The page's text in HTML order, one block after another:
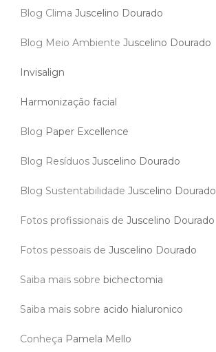
Blog Clima Juscelino Dourado
Blog Meio Ambiente Juscelino Dourado
Invisalign
Harmonização facial
Blog Paper Excellence
Blog Resíduos Juscelino Dourado
Blog Sustentabilidade Juscelino Dourado
Fotos profissionais de Juscelino Dourado
Fotos pessoais de Juscelino Dourado
Saiba mais sobre bichectomia
Saiba mais sobre acido hialuronico
Conheça Pamela Mello